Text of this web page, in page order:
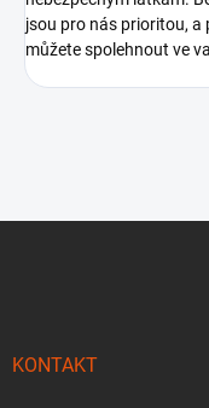
jsou pro nás prioritou, a
můžete spolehnout ve
KONTAKT